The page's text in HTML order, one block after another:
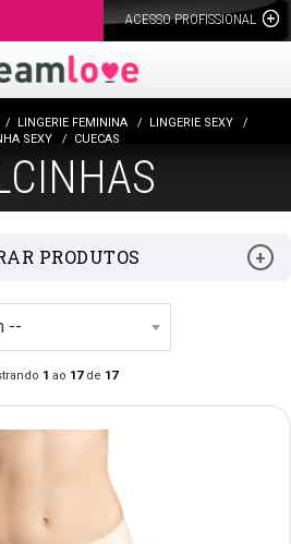
ACESSO PROFISSIONAL
LINGERIE FEMININA
LINGERIE SEXY
SEXY
CUECAS
PRODUTOS
1 ao 17de 17